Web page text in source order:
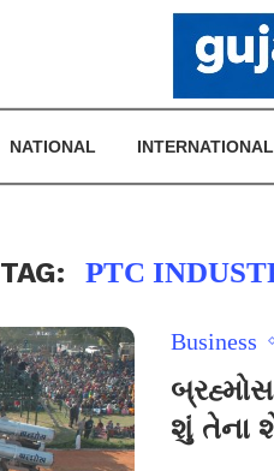
NATIONAL INTERNATIONAL
TAG: PTC
Business
શું તેના